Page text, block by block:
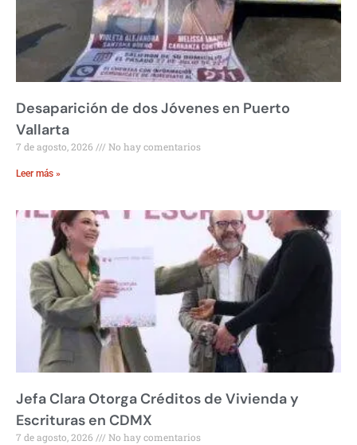
Desaparición de dos Jóvenes en Puerto
Vallarta
7 de agosto, 2026 No hay comentarios
Leer más »
Jefa Clara Otorga Créditos de Vivienda y
Escrituras en CDMX
7 de agosto, 2026 No hay comentarios